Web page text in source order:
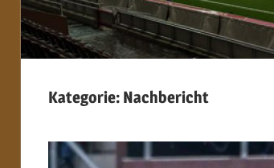
Kategorie: Nachbericht